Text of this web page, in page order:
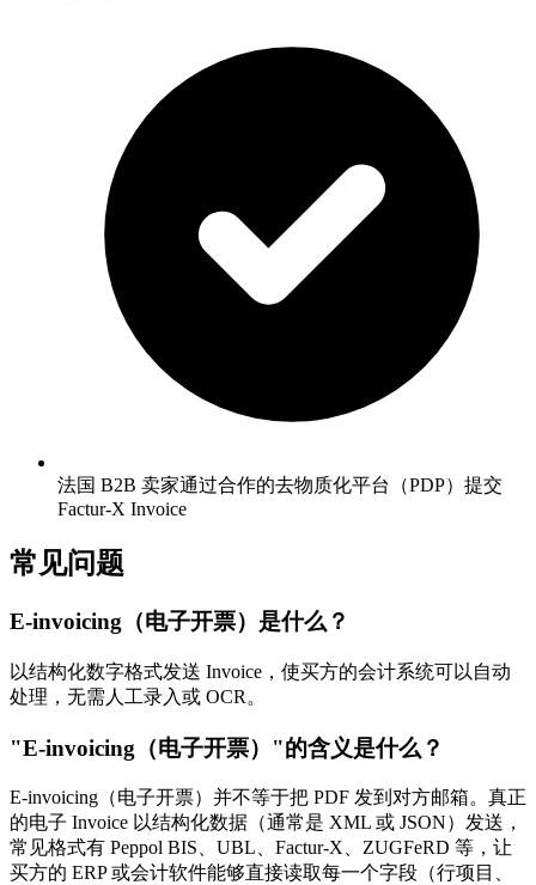
法国 B2B 卖家通过合作的去物质化平台（PDP）提交
Factur-X Invoice
常见问题
E-invoicing（电子开票）是什么？
以结构化数字格式发送 Invoice，使买方的会计系统可以自动
处理，无需人工录入或 OCR。
"E-invoicing（电子开票）"的含义是什么？
E-invoicing（电子开票）并不等于把 PDF 发到对方邮箱。真正
的电子 Invoice 以结构化数据（通常是 XML 或 JSON）发送，
常见格式有 Peppol BIS、UBL、Factur-X、ZUGFeRD 等，让
买方的 ERP 或会计软件能够直接读取每一个字段（行项目、